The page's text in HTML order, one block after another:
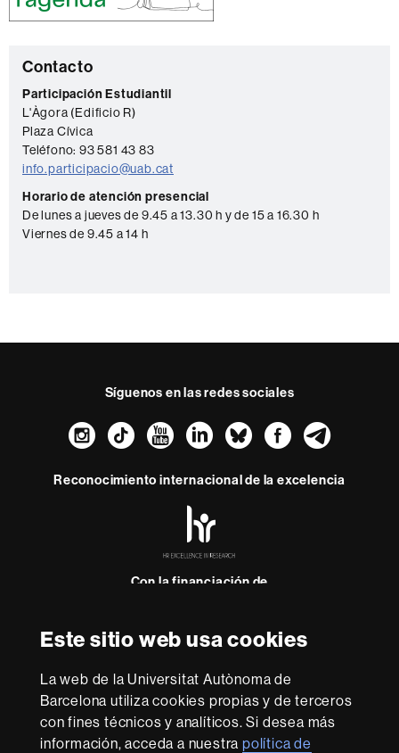
Este sitio web usa cookies
La web de la Universitat Autònoma de
Barcelona utiliza cookies propias y de terceros
con fines técnicos y analíticos. Si desea más
información, acceda a nuestrapolítica de
C
o
n
t
a
c
t
Contacto
Participación Estudiantil
L'Àgora (Edificio R)
Plaza Cívica
Teléfono: 93 581 43 83
info.participacio@uab.cat
Horario de atención presencial
De lunes a jueves de 9.45 a 13.30 h y de 15 a 16.30 h
Viernes de 9.45 a 14 h
Síguenos en las redes sociales
Instagram
TikTokYouTube
LinkedIn
Bluesky
Reconocimiento internacional de la excelencia
-
Con la financiación de
esta
web Aviso legal Protección de datos Sobre el
web
Accesibilidad web Mapa del web UAB